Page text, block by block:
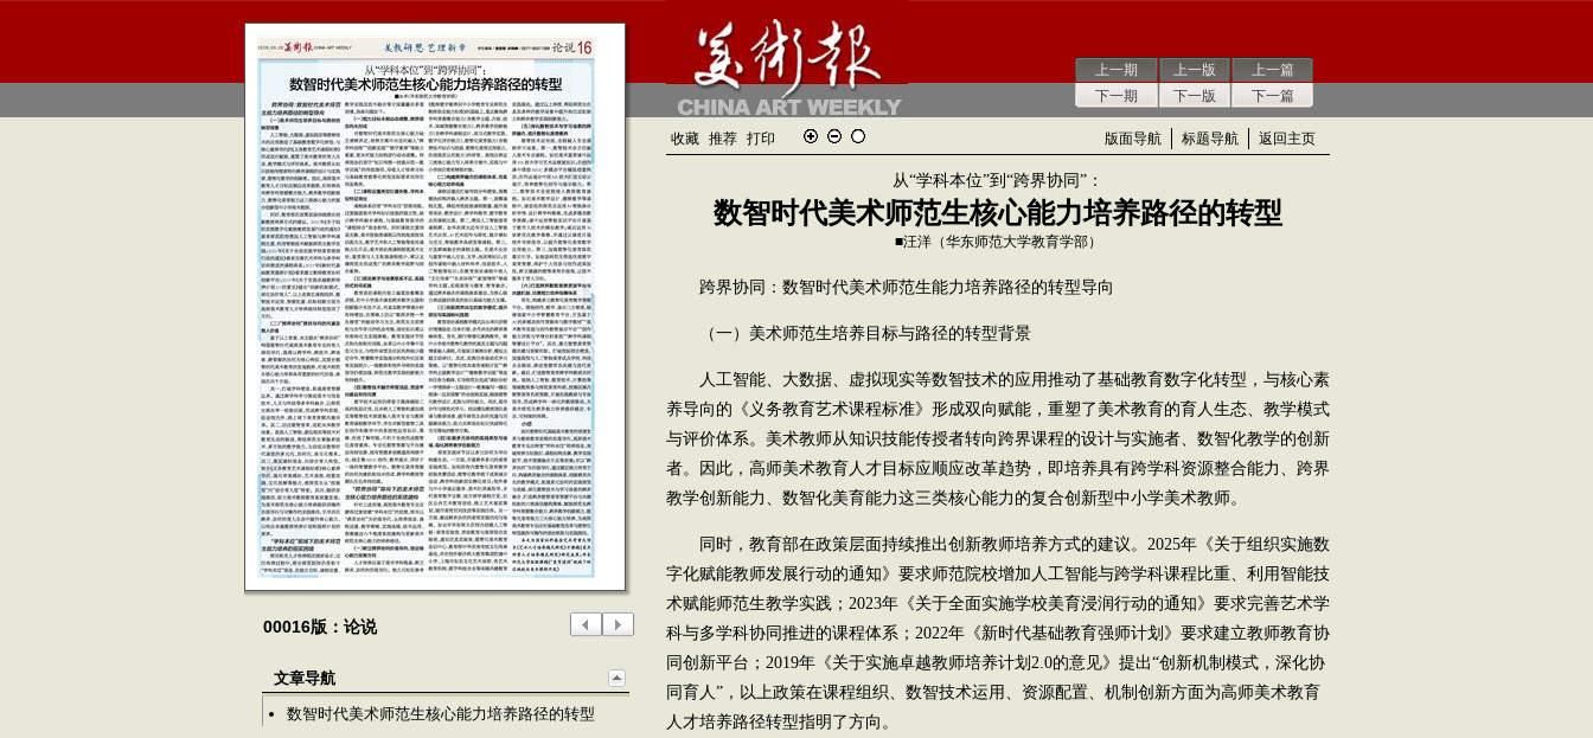
上一期
下一期
上一版
下一版
上一篇
下一篇
00016版：论说
文章导航
数智时代美术师范生核心能力培养路径的转型
收藏 推荐 打印 版面导航 标题导航 返回主页
从“学科本位”到“跨界协同”：
数智时代美术师范生核心能力培养路径的转型
■汪洋（华东师范大学教育学部）
跨界协同：数智时代美术师范生能力培养路径的转型导向
（一）美术师范生培养目标与路径的转型背景
人工智能、大数据、虚拟现实等数智技术的应用推动了基础教育数字化转型，与核心素
养导向的《义务教育艺术课程标准》形成双向赋能，重塑了美术教育的育人生态、教学模式
与评价体系。美术教师从知识技能传授者转向跨界课程的设计与实施者、数智化教学的创新
者。因此，高师美术教育人才目标应顺应改革趋势，即培养具有跨学科资源整合能力、跨界
教学创新能力、数智化美育能力这三类核心能力的复合创新型中小学美术教师。
同时，教育部在政策层面持续推出创新教师培养方式的建议。2025年《关于组织实施数
字化赋能教师发展行动的通知》要求师范院校增加人工智能与跨学科课程比重、利用智能技
术赋能师范生教学实践；2023年《关于全面实施学校美育浸润行动的通知》要求完善艺术学
科与多学科协同推进的课程体系；2022年《新时代基础教育强师计划》要求建立教师教育协
同创新平台；2019年《关于实施卓越教师培养计划2.0的意见》提出“创新机制模式，深化协
同育人”，以上政策在课程组织、数智技术运用、资源配置、机制创新方面为高师美术教育
人才培养路径转型指明了方向。